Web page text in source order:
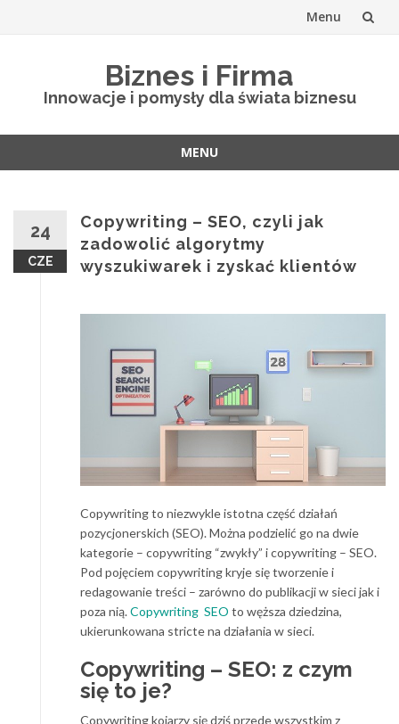
Menu
Biznes i Firma
Innowacje i pomysły dla świata biznesu
MENU
24
CZE
Copywriting – SEO, czyli jak
zadowolić algorytmy
wyszukiwarek i zyskać klientów
Copywriting to niezwykle istotna część działań
pozycjonerskich (SEO). Można podzielić go na dwie
kategorie – copywriting “zwykły” i copywriting – SEO.
Pod pojęciem copywriting kryje się tworzenie i
redagowanie treści – zarówno do publikacji w sieci jak i
poza nią.Copywriting SEO to węższa dziedzina,
ukierunkowana stricte na działania w sieci.
Copywriting – SEO: z czym
się to je?
Copywriting kojarzy się dziś przede wszystkim z